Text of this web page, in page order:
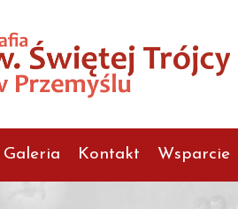
Galeria Kontakt Wsparcie